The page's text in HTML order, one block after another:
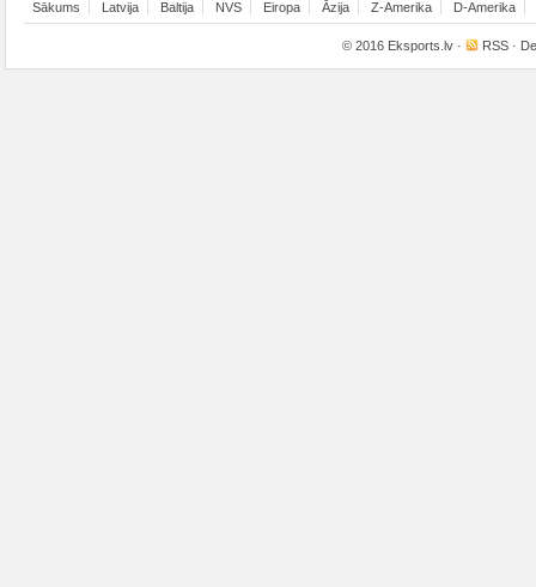
Sākums Latvija Baltija NVS Eiropa Āzija Z-Amerika D-Amerika
© 2016 Eksports.lv · RSS ·